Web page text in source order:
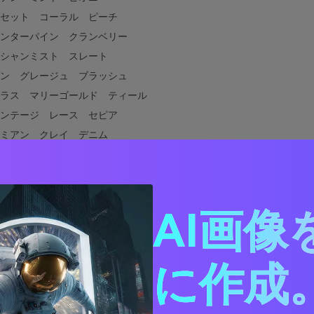
ット コーラル ピーチ
ターパイン クランベリー
ャンミスト スレート
グレージュ ブラッシュ
ス マリーゴールド ティール
テージ レース セピア
アン クレイ デニム
ィック バーラップ セージ
デコ エメラルド ゴールド
ティアル ミッドナイト ラベンダー
合う色は？
ングカラーパレットを実際のデザインで使う方法
ディングパレットのビジュアルを作成
AI画像
に作成